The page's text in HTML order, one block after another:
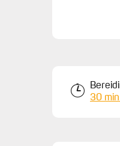
30